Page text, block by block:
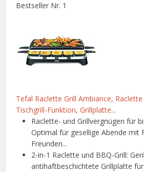
Bestseller Nr. 1
Tefal Raclette Grill Ambiance,
Tischgrill-Funktion, Grillplatte...
Raclette- und Grillvergnügen für
Optimal für gesellige Abende mit
Freunden...
2-in-1 Raclette und BBQ-Grill:
antihaftbeschichtete Grillplatte